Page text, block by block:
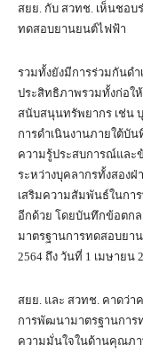
สยย. กับ สวทช. เห็นชอ
ทดสอบยานยนต์ไฟฟ้า
รวมทั้งยังมีการร่วมกันด
ประสิทธิภาพรวมทั้งก่อใ
สนับสนุนทรัพยากร เช่น
การดำเนินงานภายใต้บั
ความรู้ประสบการณ์และ
ระหว่างบุคลากรทั้งสอง
เสริมความสัมพันธ์ในกา
อีกด้วย โดยบันทึกข้อตก
มาตรฐานการทดสอบยา
2564 ถึง วันที่ 1 เมษายน
สยย. และ สวทช. คาดว่
การพัฒนามาตรฐานการ
ความมั่นใจในด้านคุณภ